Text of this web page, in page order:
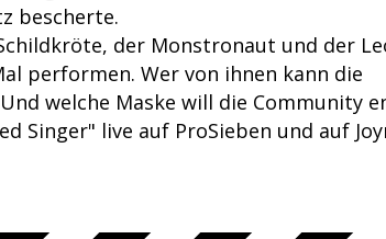
bescherte.
der Monstronaut und der
performen. Wer von ihnen kann die
welche Maske will die Community
Singer" live auf ProSieben und auf